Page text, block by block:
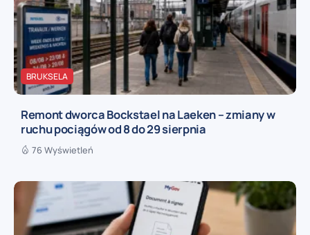
BRUKSELA
Remont dworca Bockstael na Laeken – zmiany w
ruchu pociągów od 8 do 29 sierpnia
76 Wyświetleń